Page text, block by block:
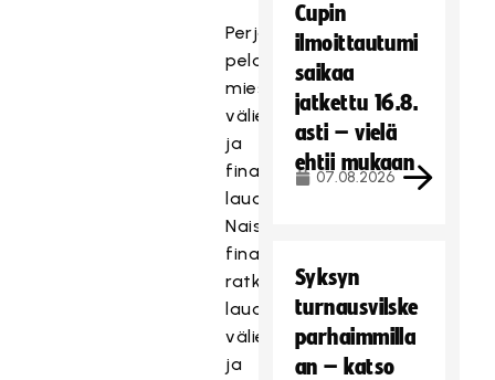
Perjantaina
pelataan
miesten
välierät
ja
finaali
lauantaina.
Naisten
finaalijoukkueet
ratkotaan
lauantain
välierissä
ja
Cupin
ilmoittautumi
saikaa
jatkettu 16.8.
asti – vielä
ehtii mukaan
07.08.2026
Syksyn
turnausvilske
parhaimmilla
an – katso